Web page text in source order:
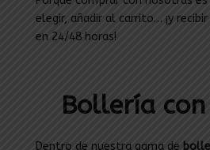
elegir, añadir al carrito… ¡y
en 24/48 horas!
Bollería
Dentro de nuestra gama de